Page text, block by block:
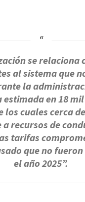
se relaciona
al sistema que
la
en 18
los cuales cerca
recursos de
tarifas
que no
el año 2025”.